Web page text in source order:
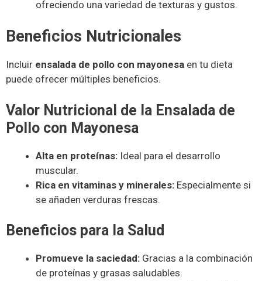
ofreciendo una variedad de texturas y gustos.
Beneficios Nutricionales
Incluir ensalada de pollo con mayonesa en tu dieta
puede ofrecer múltiples beneficios.
Valor Nutricional de la Ensalada de
Pollo con Mayonesa
Alta en proteínas: Ideal para el desarrollo
muscular.
Rica en vitaminas y minerales: Especialmente si
se añaden verduras frescas.
Beneficios para la Salud
Promueve la saciedad: Gracias a la combinación
de proteínas y grasas saludables.